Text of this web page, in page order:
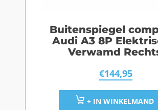
Buitenspiegel
Audi A3 8P
Verwamd
€144,95
+ IN WINKELMAND